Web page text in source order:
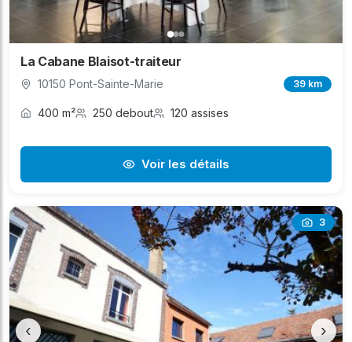
La Cabane Blaisot-traiteur
10150 Pont-Sainte-Marie 39 km
400 m² 250 debout 120 assises
Voir les détails
3
‹ ›